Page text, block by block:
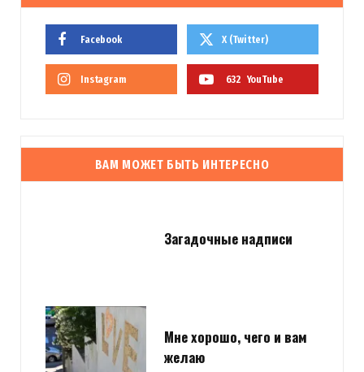
Facebook X (Twitter)
Instagram 632 YouTube
ВАМ МОЖЕТ БЫТЬ ИНТЕРЕСНО
Загадочные надписи
Мне хорошо, чего и вам
желаю